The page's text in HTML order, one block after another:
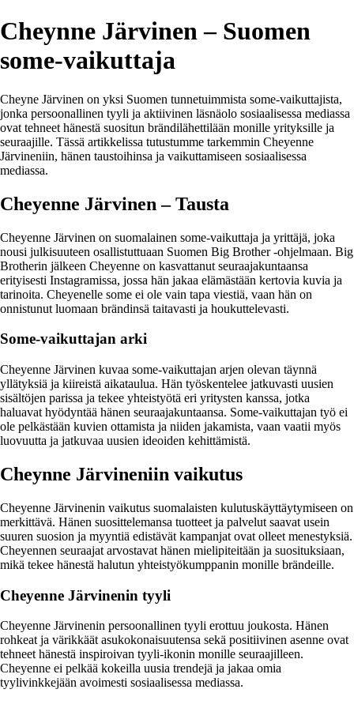
Cheynne Järvinen – Suomen
some-vaikuttaja
Cheyne Järvinen on yksi Suomen tunnetuimmista some-vaikuttajista,
jonka persoonallinen tyyli ja aktiivinen läsnäolo sosiaalisessa mediassa
ovat tehneet hänestä suositun brändilähettilään monille yrityksille ja
seuraajille. Tässä artikkelissa tutustumme tarkemmin Cheyenne
Järvineniin, hänen taustoihinsa ja vaikuttamiseen sosiaalisessa
mediassa.
Cheyenne Järvinen – Tausta
Cheyenne Järvinen on suomalainen some-vaikuttaja ja yrittäjä, joka
nousi julkisuuteen osallistuttuaan Suomen Big Brother -ohjelmaan. Big
Brotherin jälkeen Cheyenne on kasvattanut seuraajakuntaansa
erityisesti Instagramissa, jossa hän jakaa elämästään kertovia kuvia ja
tarinoita. Cheyenelle some ei ole vain tapa viestiä, vaan hän on
onnistunut luomaan brändinsä taitavasti ja houkuttelevasti.
Some-vaikuttajan arki
Cheyenne Järvinen kuvaa some-vaikuttajan arjen olevan täynnä
yllätyksiä ja kiireistä aikataulua. Hän työskentelee jatkuvasti uusien
sisältöjen parissa ja tekee yhteistyötä eri yritysten kanssa, jotka
haluavat hyödyntää hänen seuraajakuntaansa. Some-vaikuttajan työ ei
ole pelkästään kuvien ottamista ja niiden jakamista, vaan vaatii myös
luovuutta ja jatkuvaa uusien ideoiden kehittämistä.
Cheynne Järvineniin vaikutus
Cheyenne Järvinenin vaikutus suomalaisten kulutuskäyttäytymiseen on
merkittävä. Hänen suosittelemansa tuotteet ja palvelut saavat usein
suuren suosion ja myyntiä edistävät kampanjat ovat olleet menestyksiä.
Cheyennen seuraajat arvostavat hänen mielipiteitään ja suosituksiaan,
mikä tekee hänestä halutun yhteistyökumppanin monille brändeille.
Cheyenne Järvinenin tyyli
Cheyenne Järvinenin persoonallinen tyyli erottuu joukosta. Hänen
rohkeat ja värikkäät asukokonaisuutensa sekä positiivinen asenne ovat
tehneet hänestä inspiroivan tyyli-ikonin monille seuraajilleen.
Cheyenne ei pelkää kokeilla uusia trendejä ja jakaa omia
tyylivinkkejään avoimesti sosiaalisessa mediassa.